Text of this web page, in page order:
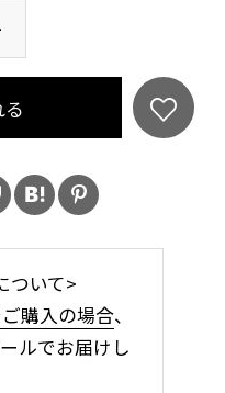
ついて>
購入の場合、
ルでお届けし